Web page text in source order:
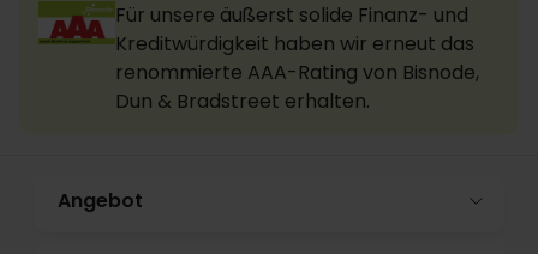
Für unsere äußerst solide Finanz- und
Kreditwürdigkeit haben wir erneut das
renommierte AAA-Rating von Bisnode,
Dun & Bradstreet erhalten.
Angebot